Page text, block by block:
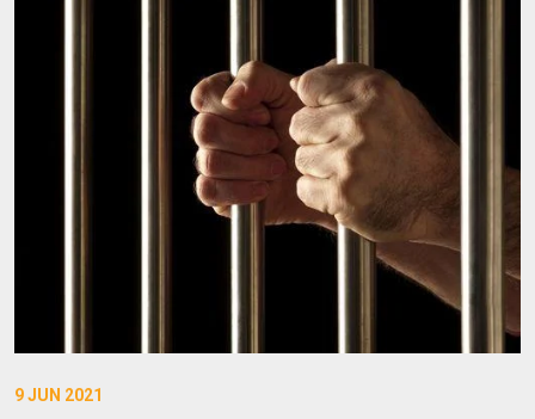
9 JUN 2021